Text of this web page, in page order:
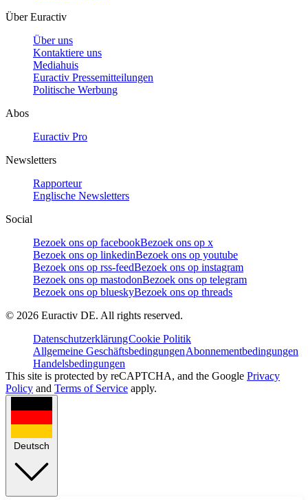
Über Euractiv
Über uns
Kontaktiere uns
Mediahuis
Euractiv Pressemitteilungen
Politische Werbung
Abos
Euractiv Pro
Newsletters
Rapporteur
Englische Newsletters
Social
Bezoek ons op facebookBezoek ons op x
Bezoek ons op linkedinBezoek ons op youtube
Bezoek ons op rss-feedBezoek ons op instagram
Bezoek ons op mastodonBezoek ons op telegram
Bezoek ons op blueskyBezoek ons op threads
© 2026 Euractiv DE. All rights reserved.
DatenschutzerklärungCookie Politik
Allgemeine GeschäftsbedingungenAbonnementbedingungen
Handelsbedingungen
This site is protected by reCAPTCHA, and the Google Privacy
Policy and Terms of Service apply.
Deutsch